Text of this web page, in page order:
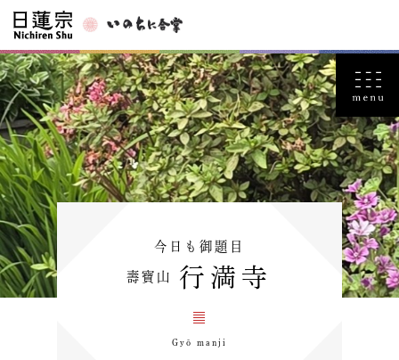
今日も御題目
壽寶山 行満寺
Gyō manji